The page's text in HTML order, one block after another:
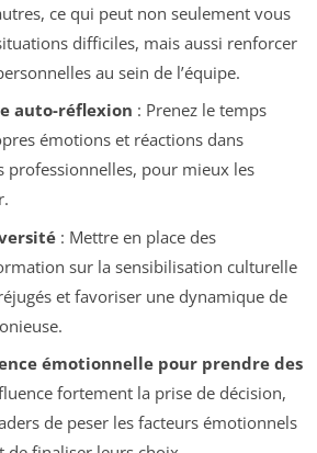
ce qui peut non seulement vous
difficiles, mais aussi renforcer
au sein de l’équipe.
auto-réflexion : Prenez le temps
émotions et réactions dans
professionnelles, pour mieux les
: Mettre en place des
sur la sensibilisation culturelle
et favoriser une dynamique de
émotionnelle pour prendre des
fortement la prise de décision,
de peser les facteurs émotionnels